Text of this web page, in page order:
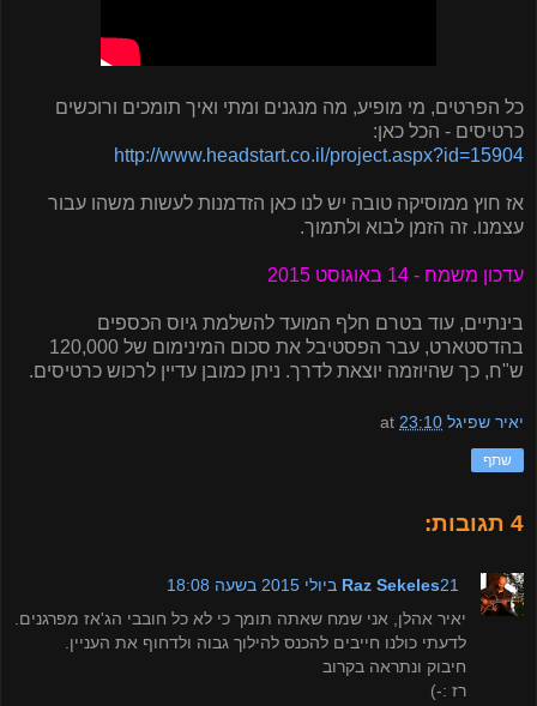
כל הפרטים, מי מופיע, מה מנגנים ומתי ואיך תומכים ורוכשים
כרטיסים - הכל כאן:
http://www.headstart.co.il/project.aspx?id=15904
אז חוץ ממוסיקה טובה יש לנו כאן הזדמנות לעשות משהו עבור
עצמנו. זה הזמן לבוא ולתמוך.
עדכון משמח - 14 באוגוסט 2015
בינתיים, עוד בטרם חלף המועד להשלמת גיוס הכספים
בהדסטארט, עבר הפסטיבל את סכום המינימום של 120,000
ש"ח, כך שהיוזמה יוצאת לדרך. ניתן כמובן עדיין לרכוש כרטיסים.
יאיר שפיגל at 23:10
שתף
4 תגובות:
Raz Sekeles21 ביולי 2015 בשעה 18:08
יאיר אהלן, אני שמח שאתה תומך כי לא כל חובבי הג'אז מפרגנים.
לדעתי כולנו חייבים להכנס להילוך גבוה ולדחוף את העניין.
חיבוק ונתראה בקרוב
רז :-)